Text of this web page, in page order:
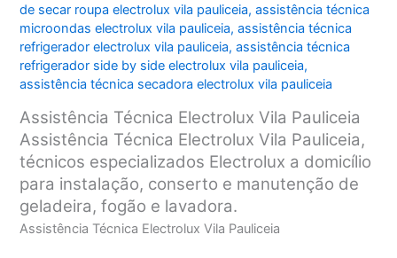
de secar roupa electrolux vila pauliceia,assistência técnica
microondas electrolux vila pauliceia,assistência técnica
refrigerador electrolux vila pauliceia,assistência técnica
refrigerador side by side electrolux vila pauliceia,
assistência técnica secadora electrolux vila pauliceia
Assistência Técnica Electrolux Vila Pauliceia
Assistência Técnica Electrolux Vila Pauliceia,
técnicos especializados Electrolux a domicílio
para instalação, conserto e manutenção de
geladeira, fogão e lavadora.
Assistência Técnica Electrolux Vila Pauliceia